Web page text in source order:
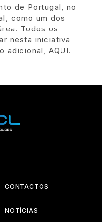
de Portugal, no
como um dos
Todos os
nesta iniciativa
adicional, AQUI.
CONTACTOS
NOTÍCIAS